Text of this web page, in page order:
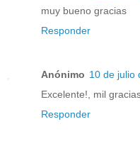
muy bueno gracias
Responder
Anónimo 10 de julio
Excelente!, mil
Responder